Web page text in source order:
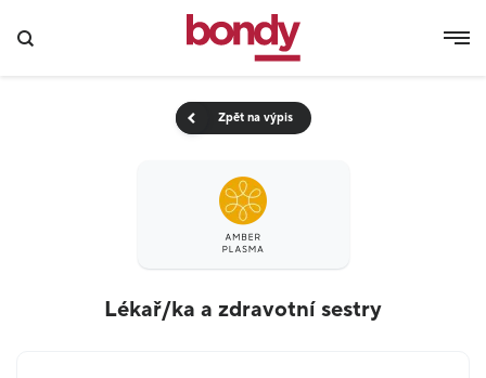
Zpět na výpis
Lékař/ka a zdravotní sestry